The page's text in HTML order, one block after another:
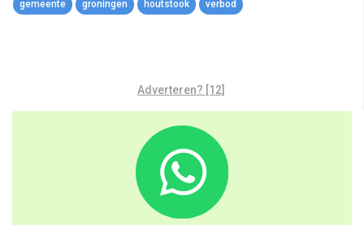
gemeente groningen houtstook verbod
Adverteren? [12]